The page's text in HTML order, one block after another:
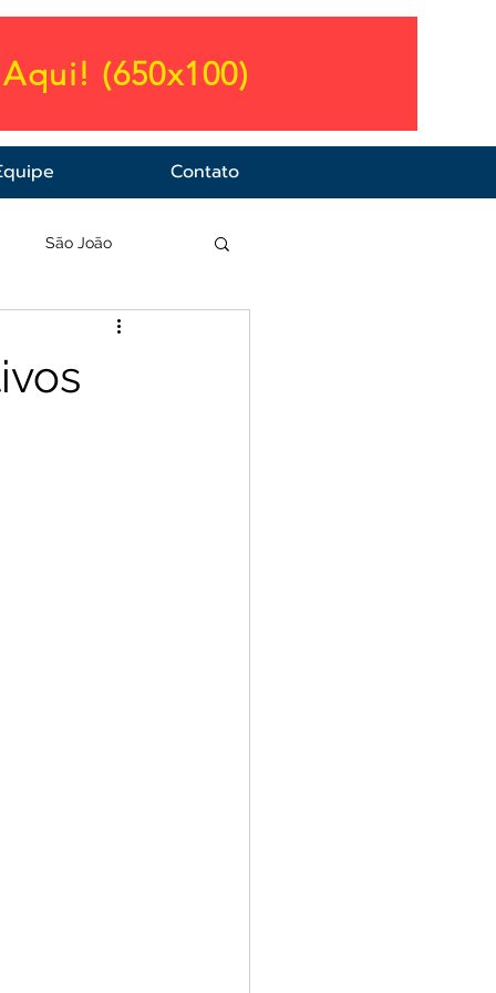
(650x100)
Contato
São João